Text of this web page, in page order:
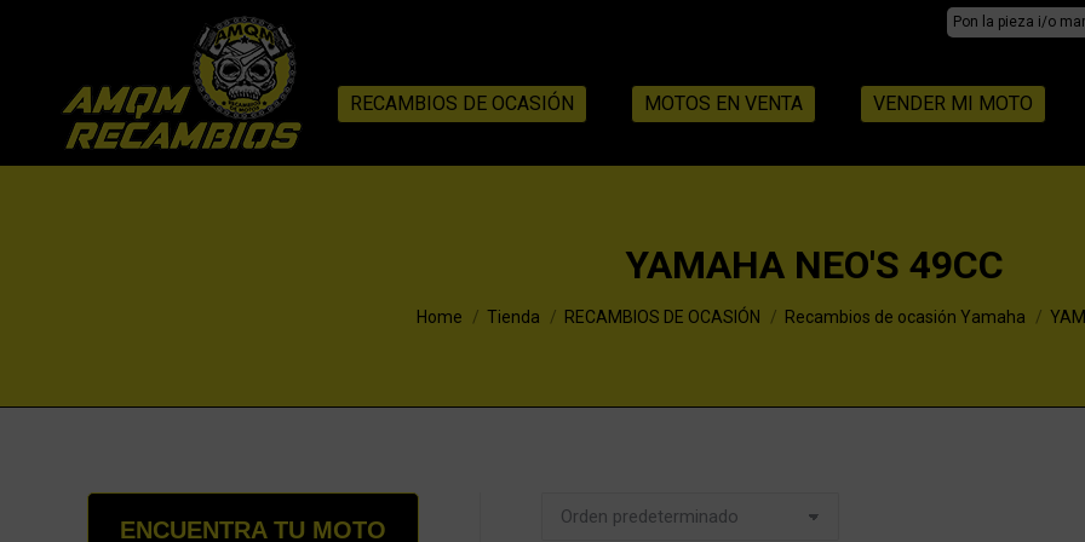
Search:
RECAMBIOS DE OCASIÓN MOTOS EN VENTA VENDER MI MOTO
YAMAHA NEO'S 49CC
You are here:
Home Tienda RECAMBIOS DE OCASIÓN Recambios de ocasión Yamaha
ENCUENTRA TU MOTO